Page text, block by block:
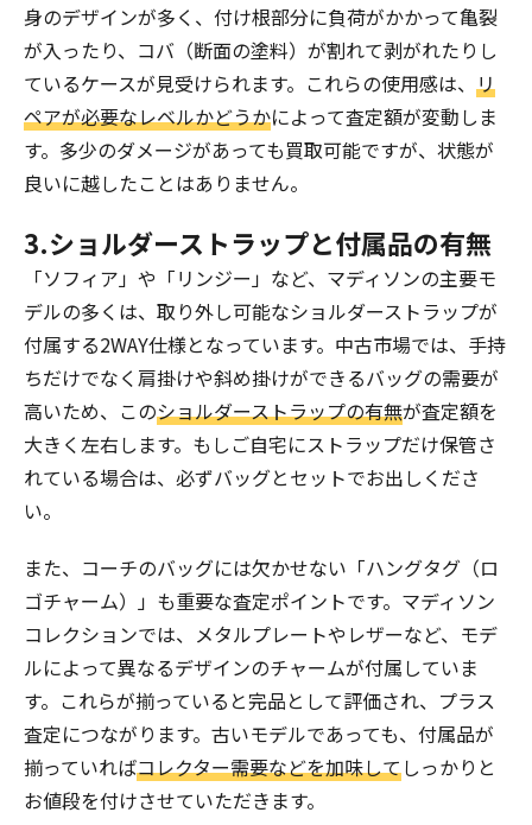
身のデザインが多く、付け根部分に負荷がかかって亀裂
が入ったり、コバ（断面の塗料）が割れて剥がれたりし
ているケースが見受けられます。これらの使用感は、 リ
ペアが必要なレベルかどうかによって査定額が変動しま
す。多少のダメージがあっても買取可能ですが、状態が
良いに越したことはありません。
3.ショルダーストラップと付属品の有無
「ソフィア」や「リンジー」など、マディソンの主要モ
デルの多くは、取り外し可能なショルダーストラップが
付属する2WAY仕様となっています。中古市場では、手持
ちだけでなく肩掛けや斜め掛けができるバッグの需要が
高いため、このショルダーストラップの有無が査定額を
大きく左右します。もしご自宅にストラップだけ保管さ
れている場合は、必ずバッグとセットでお出しくださ
い。
また、コーチのバッグには欠かせない「ハングタグ（ロ
ゴチャーム）」も重要な査定ポイントです。マディソン
コレクションでは、メタルプレートやレザーなど、モデ
ルによって異なるデザインのチャームが付属していま
す。これらが揃っていると完品として評価され、プラス
査定につながります。古いモデルであっても、付属品が
揃っていればコレクター需要などを加味してしっかりと
お値段を付けさせていただきます。